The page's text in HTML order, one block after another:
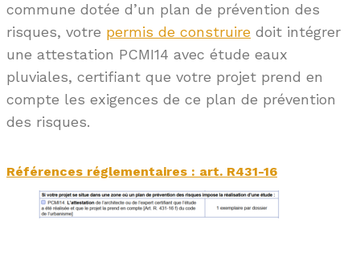
commune dotée d’un plan de prévention des
risques, votre permis de construire doit intégrer
une attestation PCMI14 avec étude eaux
pluviales, certifiant que votre projet prend en
compte les exigences de ce plan de prévention
des risques.
Références réglementaires : art. R431-16